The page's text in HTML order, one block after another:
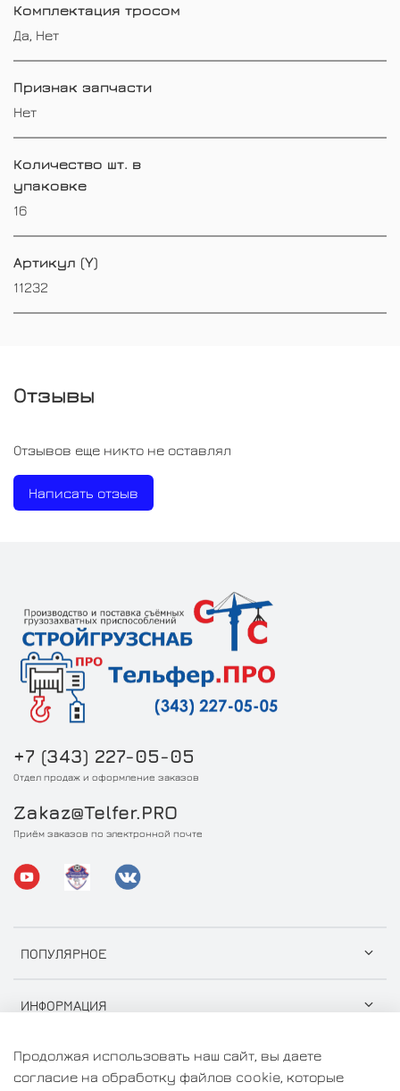
Комплектация тросом
Да, Нет
Признак запчасти
Нет
Количество шт. в
упаковке
16
Артикул (Y)
11232
Отзывы
Отзывов еще никто не оставлял
Написать отзыв
ПОПУЛЯРНОЕ
ИНФОРМАЦИЯ
+7 (343) 227-05-05
Отдел продаж и оформление заказов
Zakaz@Telfer.PRO
Приём заказов по электронной почте
Продолжая использовать наш сайт, вы даете
согласие на обработку файлов cookie, которые